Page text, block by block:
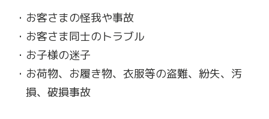
お客さまの怪我や事故
お客さま同士のトラブル
お子様の迷子
お荷物、お履き物、衣服等の盗難、紛失、汚
損、破損事故